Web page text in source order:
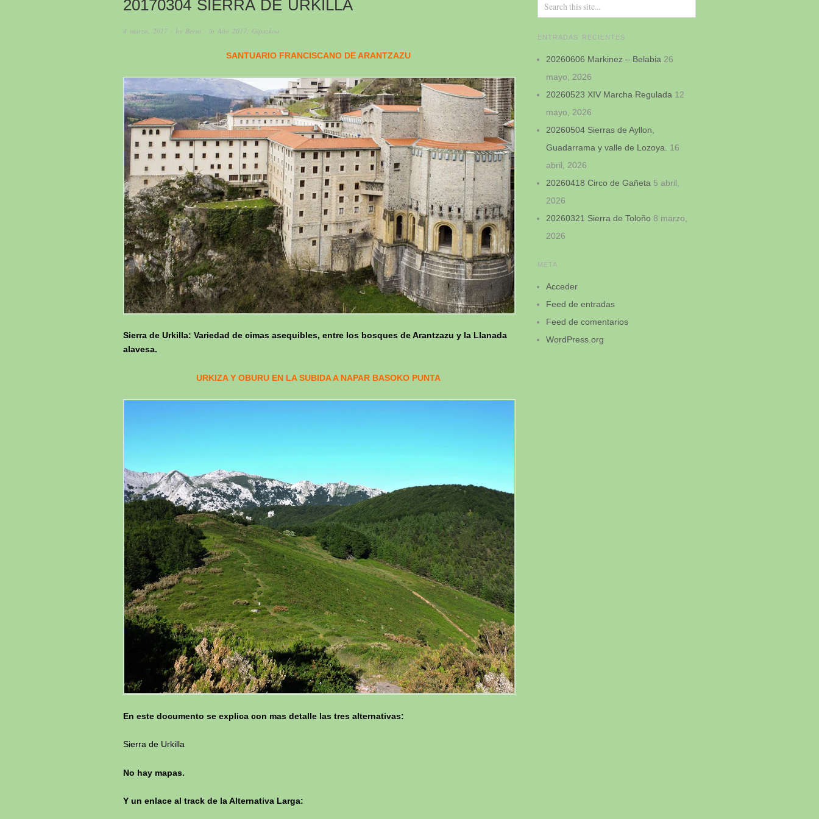
20170304 SIERRA DE URKILLA
4 marzo, 2017 · by Berni · in Año 2017 Gipuzkoa
SANTUARIO FRANCISCANO DE ARANTZAZU
Sierra de Urkilla: Variedad de cimas asequibles, entre los bosques de Arantzazu y la Llanada
alavesa.
URKIZA Y OBURU EN LA SUBIDA A NAPAR BASOKO PUNTA
En este documento se explica con mas detalle las tres alternativas:
Sierra de Urkilla
No hay mapas.
Y un enlace al track de la Alternativa Larga:
ENTRADAS RECIENTES
20260606 Markinez – Belabia 26
mayo, 2026
20260523 XIV Marcha Regulada 12
mayo, 2026
20260504 Sierras de Ayllon,
Guadarrama y valle de Lozoya.
16
abril, 2026
20260418 Circo de Gañeta 5 abril,
2026
20260321 Sierra de Toloño 8 marzo,
2026
META
Acceder
Feed de entradas
Feed de comentarios
WordPress.org